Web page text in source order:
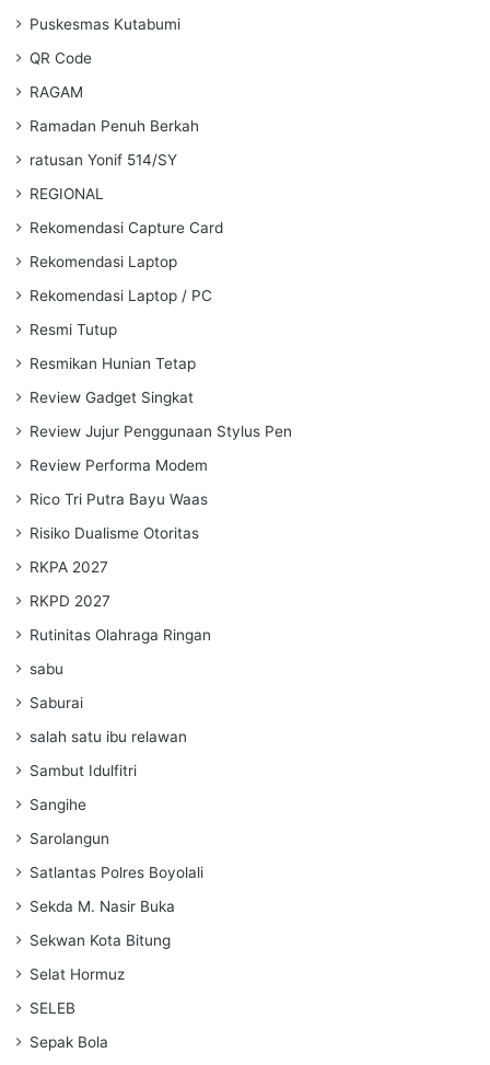
Puskesmas Kutabumi
QR Code
RAGAM
Ramadan Penuh Berkah
ratusan Yonif 514/SY
REGIONAL
Rekomendasi Capture Card
Rekomendasi Laptop
Rekomendasi Laptop / PC
Resmi Tutup
Resmikan Hunian Tetap
Review Gadget Singkat
Review Jujur Penggunaan Stylus Pen
Review Performa Modem
Rico Tri Putra Bayu Waas
Risiko Dualisme Otoritas
RKPA 2027
RKPD 2027
Rutinitas Olahraga Ringan
sabu
Saburai
salah satu ibu relawan
Sambut Idulfitri
Sangihe
Sarolangun
Satlantas Polres Boyolali
Sekda M. Nasir Buka
Sekwan Kota Bitung
Selat Hormuz
SELEB
Sepak Bola